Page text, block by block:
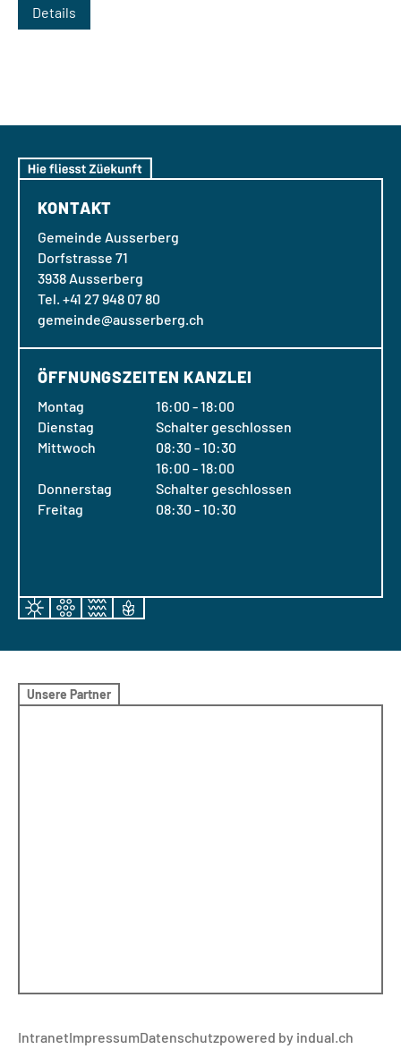
Details
KONTAKT
Gemeinde Ausserberg
Dorfstrasse 71
3938 Ausserberg
Tel. +41 27 948 07 80
gemeinde@ausserberg.ch
ÖFFNUNGSZEITEN KANZLEI
Montag
16:00 - 18:00
Dienstag
Schalter geschlossen
Mittwoch
08:30 - 10:30
16:00 - 18:00
Donnerstag
Schalter geschlossen
Freitag
08:30 - 10:30
Unsere Partner
IntranetImpressumDatenschutzpowered by indual.ch